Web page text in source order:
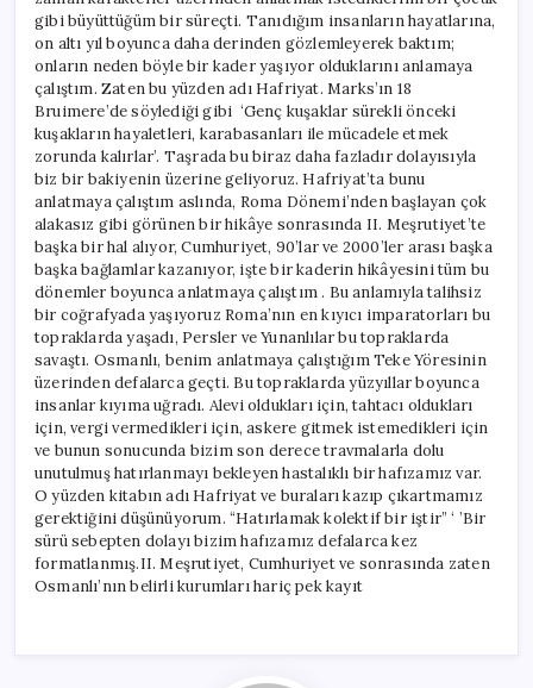
gibi büyüttüğüm bir süreçti. Tanıdığım insanların hayatlarına,
on altı yıl boyunca daha derinden gözlemleyerek baktım;
onların neden böyle bir kader yaşıyor olduklarını anlamaya
çalıştım. Zaten bu yüzden adı Hafriyat. Marks’ın 18
Bruimere’de söylediği gibi ‘Genç kuşaklar sürekli önceki
kuşakların hayaletleri, karabasanları ile mücadele etmek
zorunda kalırlar’. Taşrada bu biraz daha fazladır dolayısıyla
biz bir bakiyenin üzerine geliyoruz. Hafriyat’ta bunu
anlatmaya çalıştım aslında, Roma Dönemi’nden başlayan çok
alakasız gibi görünen bir hikâye sonrasında II. Meşrutiyet’te
başka bir hal alıyor, Cumhuriyet, 90’lar ve 2000’ler arası başka
başka bağlamlar kazanıyor, işte bir kaderin hikâyesini tüm bu
dönemler boyunca anlatmaya çalıştım . Bu anlamıyla talihsiz
bir coğrafyada yaşıyoruz Roma’nın en kıyıcı imparatorları bu
topraklarda yaşadı, Persler ve Yunanlılar bu topraklarda
savaştı. Osmanlı, benim anlatmaya çalıştığım Teke Yöresinin
üzerinden defalarca geçti. Bu topraklarda yüzyıllar boyunca
insanlar kıyıma uğradı. Alevi oldukları için, tahtacı oldukları
için, vergi vermedikleri için, askere gitmek istemedikleri için
ve bunun sonucunda bizim son derece travmalarla dolu
unutulmuş hatırlanmayı bekleyen hastalıklı bir hafızamız var.
O yüzden kitabın adı Hafriyat ve buraları kazıp çıkartmamız
gerektiğini düşünüyorum. “Hatırlamak kolektif bir iştir” ‘ ’Bir
sürü sebepten dolayı bizim hafızamız defalarca kez
formatlanmış.II. Meşrutiyet, Cumhuriyet ve sonrasında zaten
Osmanlı’nın belirli kurumları hariç pek kayıt